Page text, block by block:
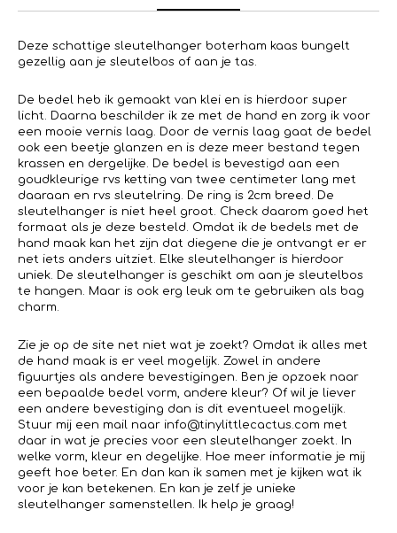
Deze schattige sleutelhanger boterham kaas bungelt
gezellig aan je sleutelbos of aan je tas.
De bedel heb ik gemaakt van klei en is hierdoor super
licht. Daarna beschilder ik ze met de hand en zorg ik voor
een mooie vernis laag. Door de vernis laag gaat de bedel
ook een beetje glanzen en is deze meer bestand tegen
krassen en dergelijke. De bedel is bevestigd aan een
goudkleurige rvs ketting van twee centimeter lang met
daaraan en rvs sleutelring. De ring is 2cm breed. De
sleutelhanger is niet heel groot. Check daarom goed het
formaat als je deze besteld. Omdat ik de bedels met de
hand maak kan het zijn dat diegene die je ontvangt er er
net iets anders uitziet. Elke sleutelhanger is hierdoor
uniek. De sleutelhanger is geschikt om aan je sleutelbos
te hangen. Maar is ook erg leuk om te gebruiken als bag
charm.
Zie je op de site net niet wat je zoekt? Omdat ik alles met
de hand maak is er veel mogelijk. Zowel in andere
figuurtjes als andere bevestigingen. Ben je opzoek naar
een bepaalde bedel vorm, andere kleur? Of wil je liever
een andere bevestiging dan is dit eventueel mogelijk.
Stuur mij een mail naar info@tinylittlecactus.com met
daar in wat je precies voor een sleutelhanger zoekt. In
welke vorm, kleur en degelijke. Hoe meer informatie je mij
geeft hoe beter. En dan kan ik samen met je kijken wat ik
voor je kan betekenen. En kan je zelf je unieke
sleutelhanger samenstellen. Ik help je graag!